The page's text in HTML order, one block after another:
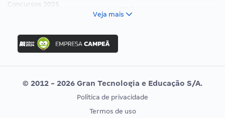
Concursos 2025
Concurso Ibama
Concurso MPU
Editais publicados
Vunesp
CONCURSOS POR PROFISSÃO
EXAME DE ORDEM
Veja mais
© 2012 - 2026 Gran Tecnologia e Educação S/A.
Política de privacidade
Termos de uso